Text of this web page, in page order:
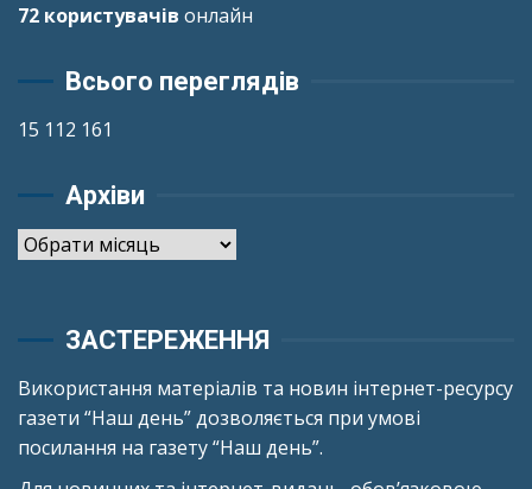
72 користувачів онлайн
Всього переглядів
15 112 161
Архіви
Архіви
ЗАСТЕРЕЖЕННЯ
Використання матеріалів та новин інтернет-ресурсу
газети “Наш день” дозволяється при умові
посилання на газету “Наш день”.